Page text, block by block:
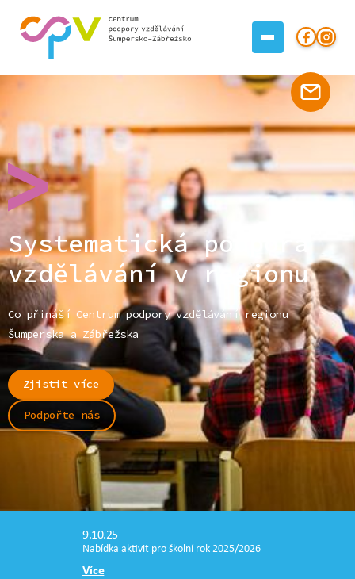
Systematická podpora
vzdělávání v regionu
Co přináší Centrum podpory vzdělávání regionu
Šumperska a Zábřežska
Zjistit více
Podpořte nás
9.10.25
Nabídka aktivit pro školní rok 2025/2026
Více